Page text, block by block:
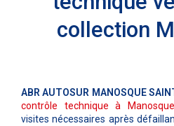
collection
ABR AUTOSUR MANOSQUE
contrôle technique à Manosque
visites nécessaires après